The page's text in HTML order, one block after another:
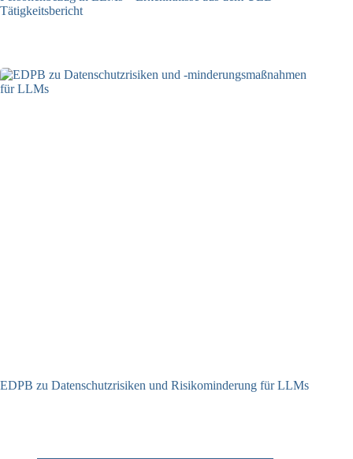
Tätigkeitsbericht
EDPB zu Datenschutzrisiken und Risikominderung für LLMs